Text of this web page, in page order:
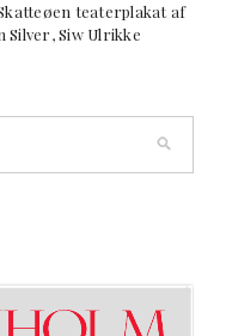
teaterplakat af
Silver, Siw Ulrikke